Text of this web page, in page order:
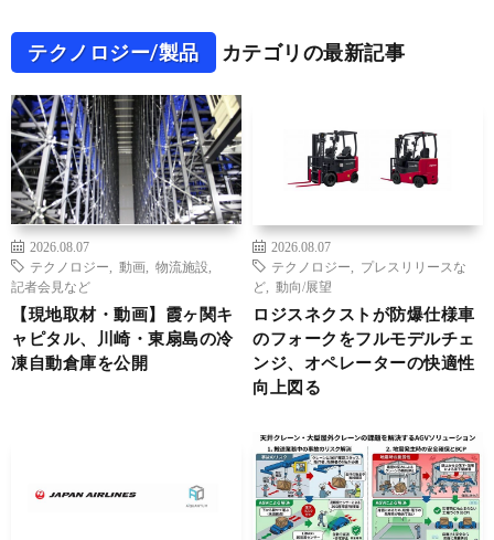
テクノロジー/製品 カテゴリの最新記事
2026.08.07
テクノロジー
動画 物流施設
記者会見など
【現地取材・動画】霞ヶ関キ
ャピタル、川崎・東扇島の冷
凍自動倉庫を公開
2026.08.07
テクノロジー
プレスリリースな
ど
動向/展望
ロジスネクストが防爆仕様車
のフォークをフルモデルチェ
ンジ、オペレーターの快適性
向上図る